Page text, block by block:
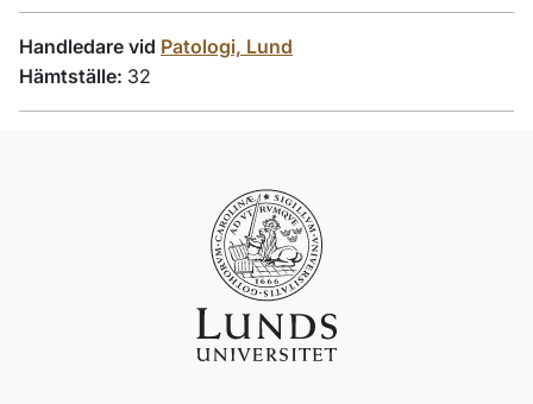
Handledare vid Patologi, Lund
Hämtställe: 32